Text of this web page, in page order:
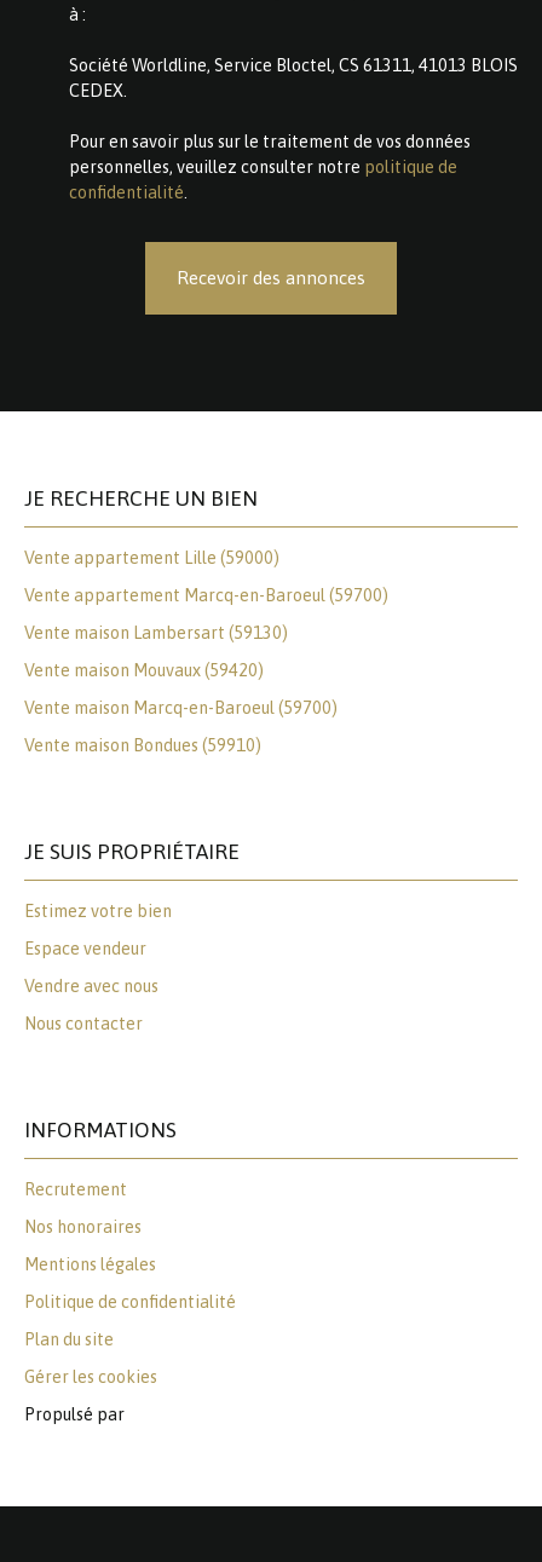
à :
Société Worldline, Service Bloctel, CS 61311, 41013 BLOIS
CEDEX.
Pour en savoir plus sur le traitement de vos données
personnelles, veuillez consulter notre politique de
confidentialité
Recevoir des annonces
JE RECHERCHE UN BIEN
Vente appartement Lille (59000)
Vente appartement Marcq-en-Baroeul (59700)
Vente maison Lambersart (59130)
Vente maison Mouvaux (59420)
Vente maison Marcq-en-Baroeul (59700)
Vente maison Bondues (59910)
JE SUIS PROPRIÉTAIRE
Estimez votre bien
Espace vendeur
Vendre avec nous
Nous contacter
INFORMATIONS
Recrutement
Nos honoraires
Mentions légales
Politique de confidentialité
Plan du site
Gérer les cookies
Propulsé par